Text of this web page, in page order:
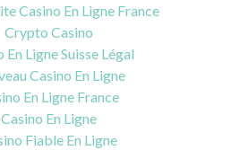
Casino En Ligne France
Crypto Casino
En Ligne Suisse Légal
Casino En Ligne
En Ligne France
Casino En Ligne
Fiable En Ligne